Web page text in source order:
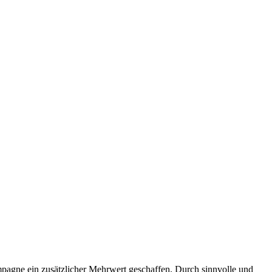
ein zusätzlicher Mehrwert geschaffen. Durch sinnvolle und